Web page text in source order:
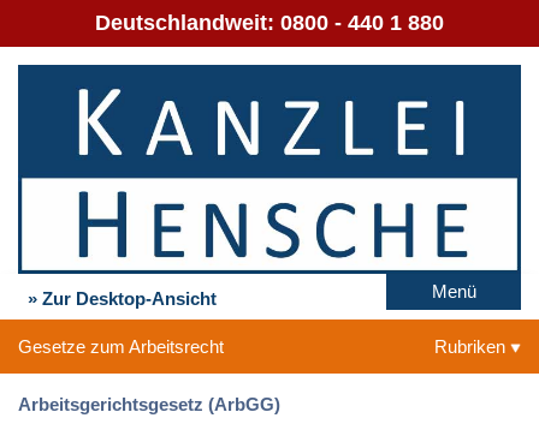
Deutschlandweit: 0800 - 440 1 880
» Zur Desktop-Ansicht Menü
Gesetze zum Arbeitsrecht Rubriken
Arbeitsgerichtsgesetz (ArbGG)